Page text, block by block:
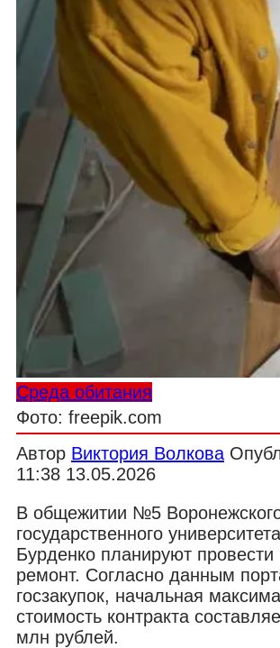
Среда обитания
Фото: freepik.com
Автор Виктория Волкова
11:38 13.05.2026
В общежитии №5
государственного
Бурденко планируют провести
ремонт. Согласно данным
госзакупок, начальная
стоимость контракта
млн рублей.